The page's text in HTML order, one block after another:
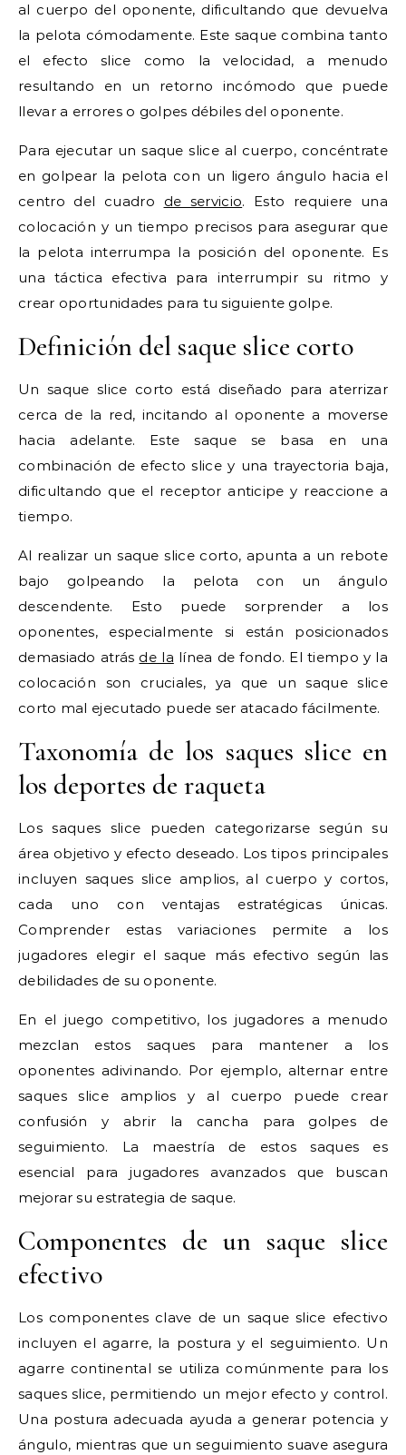
al cuerpo del oponente, dificultando que devuelva
la pelota cómodamente. Este saque combina tanto
el efecto slice como la velocidad, a menudo
resultando en un retorno incómodo que puede
llevar a errores o golpes débiles del oponente.
Para ejecutar un saque slice al cuerpo, concéntrate
en golpear la pelota con un ligero ángulo hacia el
centro del cuadro de servicio. Esto requiere una
colocación y un tiempo precisos para asegurar que
la pelota interrumpa la posición del oponente. Es
una táctica efectiva para interrumpir su ritmo y
crear oportunidades para tu siguiente golpe.
Definición del saque slice corto
Un saque slice corto está diseñado para aterrizar
cerca de la red, incitando al oponente a moverse
hacia adelante. Este saque se basa en una
combinación de efecto slice y una trayectoria baja,
dificultando que el receptor anticipe y reaccione a
tiempo.
Al realizar un saque slice corto, apunta a un rebote
bajo golpeando la pelota con un ángulo
descendente. Esto puede sorprender a los
oponentes, especialmente si están posicionados
demasiado atrás de la línea de fondo. El tiempo y la
colocación son cruciales, ya que un saque slice
corto mal ejecutado puede ser atacado fácilmente.
Taxonomía de los saques slice en
los deportes de raqueta
Los saques slice pueden categorizarse según su
área objetivo y efecto deseado. Los tipos principales
incluyen saques slice amplios, al cuerpo y cortos,
cada uno con ventajas estratégicas únicas.
Comprender estas variaciones permite a los
jugadores elegir el saque más efectivo según las
debilidades de su oponente.
En el juego competitivo, los jugadores a menudo
mezclan estos saques para mantener a los
oponentes adivinando. Por ejemplo, alternar entre
saques slice amplios y al cuerpo puede crear
confusión y abrir la cancha para golpes de
seguimiento. La maestría de estos saques es
esencial para jugadores avanzados que buscan
mejorar su estrategia de saque.
Componentes de un saque slice
efectivo
Los componentes clave de un saque slice efectivo
incluyen el agarre, la postura y el seguimiento. Un
agarre continental se utiliza comúnmente para los
saques slice, permitiendo un mejor efecto y control.
Una postura adecuada ayuda a generar potencia y
ángulo, mientras que un seguimiento suave asegura